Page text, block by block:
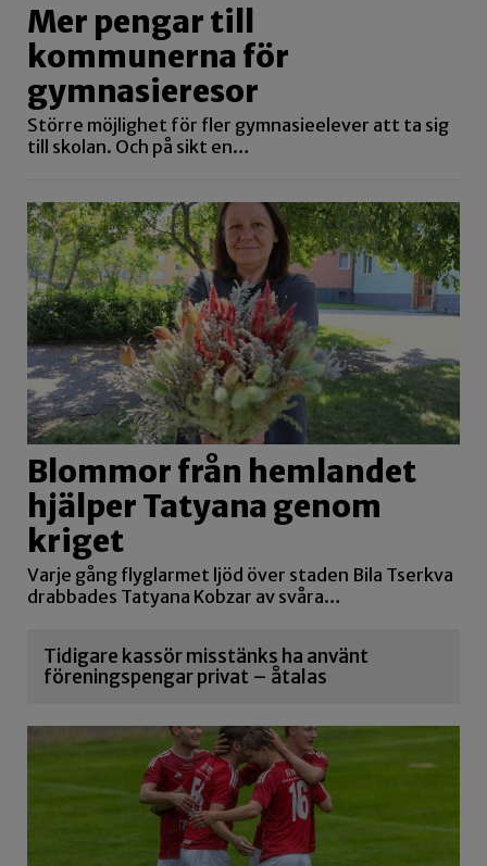
Mer pengar till
kommunerna för
gymnasieresor
Större möjlighet för fler gymnasieelever att ta sig
till skolan. Och på sikt en…
Blommor från hemlandet
hjälper Tatyana genom
kriget
Varje gång flyglarmet ljöd över staden Bila Tserkva
drabbades Tatyana Kobzar av svåra…
Tidigare kassör misstänks ha använt
föreningspengar privat – åtalas